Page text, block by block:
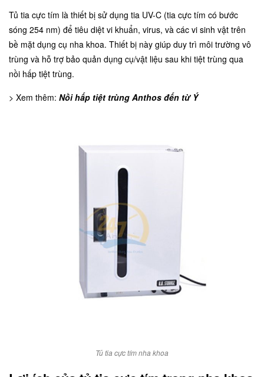
Tủ tia cực tím là thiết bị sử dụng tia UV-C (tia cực tím có bước
sóng 254 nm) để tiêu diệt vi khuẩn, virus, và các vi sinh vật trên
bề mặt dụng cụ nha khoa. Thiết bị này giúp duy trì môi trường vô
trùng và hỗ trợ bảo quản dụng cụ/vật liệu sau khi tiệt trùng qua
nồi hấp tiệt trùng.
> Xem thêm: Nồi hấp tiệt trùng Anthos đến từ Ý
Tủ tia cực tím nha khoa